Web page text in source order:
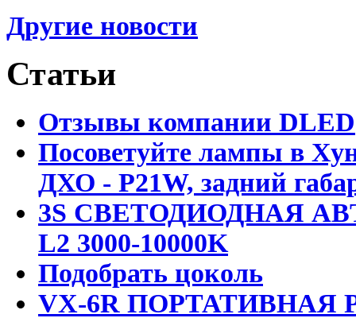
Другие новости
Статьи
Отзывы компании DLED
Посоветуйте лампы в
ДХО - P21W, задний
3S СВЕТОДИОДНАЯ
L2 3000-10000K
Подобрать цоколь
VX-6R ПОРТАТИВНАЯ